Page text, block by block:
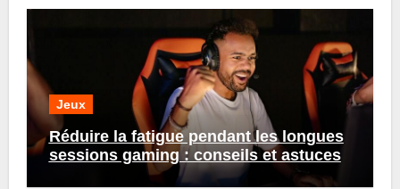
Jeux
Réduire la fatigue pendant les longues
sessions gaming : conseils et astuces